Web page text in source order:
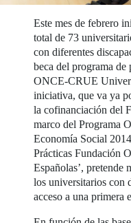
Este mes de febrero
total de 73
con diferentes
beca del programa de
ONCE-CRUE
iniciativa, que va ya
la cofinanciación del
marco del Programa
Economía Social
Prácticas Fundación
Españolas’, pretende
los universitarios con
acceso a una primera